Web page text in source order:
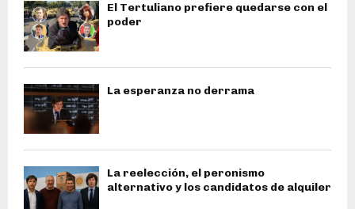
El Tertuliano prefiere quedarse con el
poder
La esperanza no derrama
La reelección, el peronismo
alternativo y los candidatos de alquiler